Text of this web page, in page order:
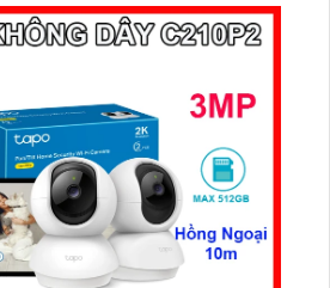
24/7. Dù sở hữu nhiều tính năng
C210 vẫn có mức giá cực kỳ
mọi gia đình.